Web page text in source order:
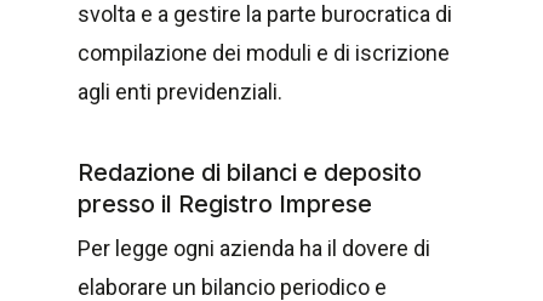
svolta e a gestire la parte burocratica di
compilazione dei moduli e di iscrizione
agli enti previdenziali.
Redazione di bilanci e deposito
presso il Registro Imprese
Per legge ogni azienda ha il dovere di
elaborare un bilancio periodico e